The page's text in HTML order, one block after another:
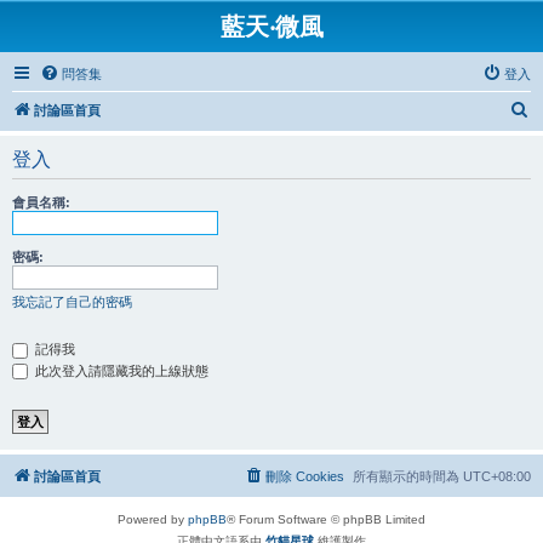
藍天‧微風
問答集 登入
討論區首頁
登入
會員名稱:
密碼:
我忘記了自己的密碼
記得我
此次登入請隱藏我的上線狀態
討論區首頁 所有顯示的時間為 UTC+08:00
刪除 Cookies
Powered by phpBB® Forum Software © phpBB Limited